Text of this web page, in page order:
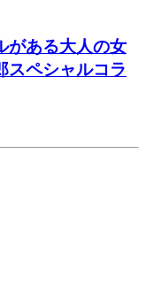
がある大人の女
スペシャルコラ